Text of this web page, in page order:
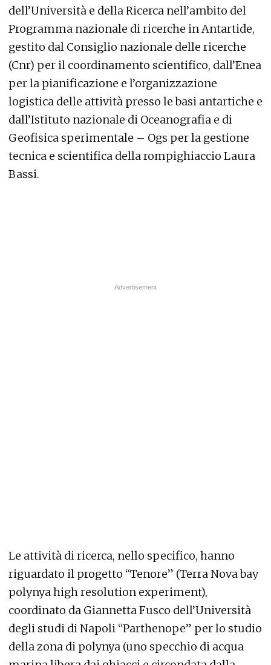
dell’Università e della Ricerca nell’ambito del
Programma nazionale di ricerche in Antartide,
gestito dal Consiglio nazionale delle ricerche
(Cnr) per il coordinamento scientifico, dall’Enea
per la pianificazione e l’organizzazione
logistica delle attività presso le basi antartiche e
dall’Istituto nazionale di Oceanografia e di
Geofisica sperimentale – Ogs per la gestione
tecnica e scientifica della rompighiaccio Laura
Bassi.
Le attività di ricerca, nello specifico, hanno
riguardato il progetto “Tenore” (Terra Nova bay
polynya high resolution experiment),
coordinato da Giannetta Fusco dell’Università
degli studi di Napoli “Parthenope” per lo studio
della zona di polynya (uno specchio di acqua